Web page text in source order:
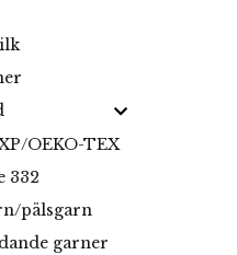
OEKO-TEX
332
pälsgarn
garner